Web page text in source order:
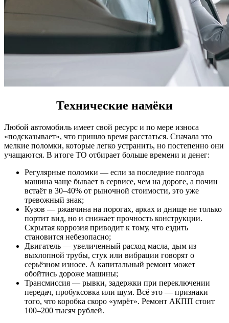
Технические намёки
Любой автомобиль имеет свой ресурс и по мере износа
«подсказывает», что пришло время расстаться. Сначала это
мелкие поломки, которые легко устранить, но постепенно они
учащаются. В итоге ТО отбирает больше времени и денег:
Регулярные поломки — если за последние полгода
машина чаще бывает в сервисе, чем на дороге, а почин
встаёт в 30–40% от рыночной стоимости, это уже
тревожный знак;
Кузов — ржавчина на порогах, арках и днище не только
портит вид, но и снижает прочность конструкции.
Скрытая коррозия приводит к тому, что ездить
становится небезопасно;
Двигатель — увеличенный расход масла, дым из
выхлопной трубы, стук или вибрации говорят о
серьёзном износе. А капитальный ремонт может
обойтись дороже машины;
Трансмиссия — рывки, задержки при переключении
передач, пробуксовка или шум. Всё это — признаки
того, что коробка скоро «умрёт». Ремонт АКПП стоит
100–200 тысяч рублей.